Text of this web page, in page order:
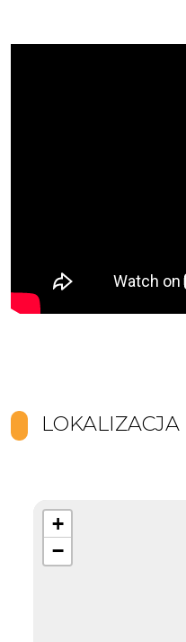
LOKALIZACJA
+
−